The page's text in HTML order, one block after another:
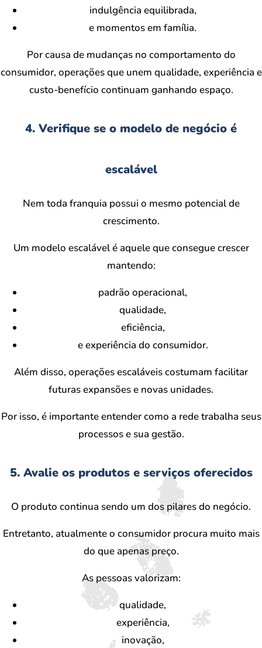
indulgência equilibrada,
e momentos em família.
Por causa de mudanças no comportamento do
consumidor, operações que unem qualidade, experiência e
custo-benefício continuam ganhando espaço.
4. Verifique se o modelo de negócio é
escalável
Nem toda franquia possui o mesmo potencial de
crescimento.
Um modelo escalável é aquele que consegue crescer
mantendo:
padrão operacional,
qualidade,
eficiência,
e experiência do consumidor.
Além disso, operações escaláveis costumam facilitar
futuras expansões e novas unidades.
Por isso, é importante entender como a rede trabalha seus
processos e sua gestão.
5. Avalie os produtos e serviços oferecidos
O produto continua sendo um dos pilares do negócio.
Entretanto, atualmente o consumidor procura muito mais
do que apenas preço.
As pessoas valorizam:
qualidade,
experiência,
inovação,